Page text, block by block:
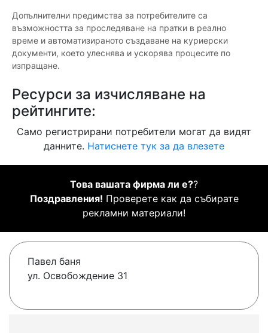
Допълнителни предимства за потребителите са
възможността за проследяване на пратки в реално
време и автоматизираното създаване на куриерски
документи, което улеснява и ускорява процесите по
изпращане.
Ресурси за изчисляване на
рейтингите:
Само регистрирани потребители могат да видят
данните. Натиснете тук за да влезете
Това вашата фирма ли е??
Поздравления! Проверете как да събирате
рекламни материали!
Павел баня
ул. Освобождение 31